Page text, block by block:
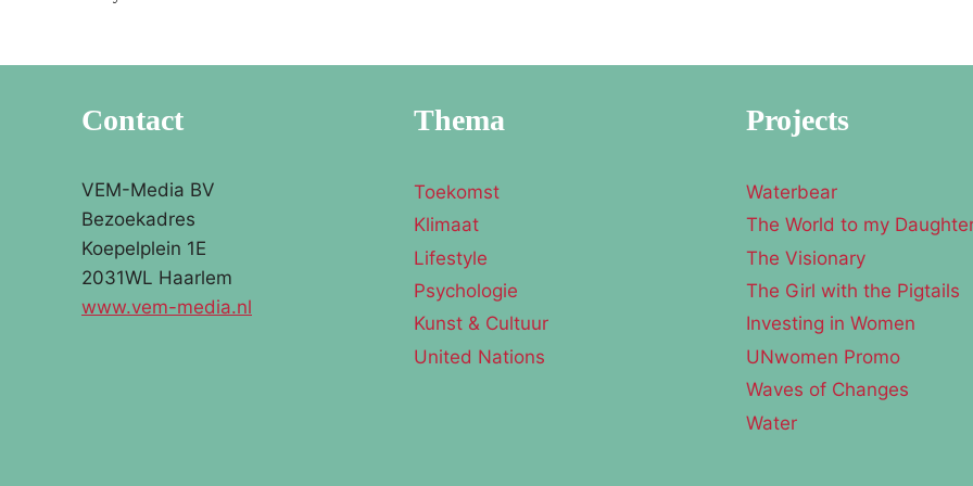
Contact
VEM-Media BV
Bezoekadres
Koepelplein 1E
2031WL Haarlem
www.vem-media.nl
Thema
Toekomst
Klimaat
Lifestyle
Psychologie
Kunst & Cultuur
United Nations
Projects
Waterbear
The World to my
The Visionary
The Girl with the Pigtails
Investing in Women
UNwomen Promo
Waves of Changes
Water